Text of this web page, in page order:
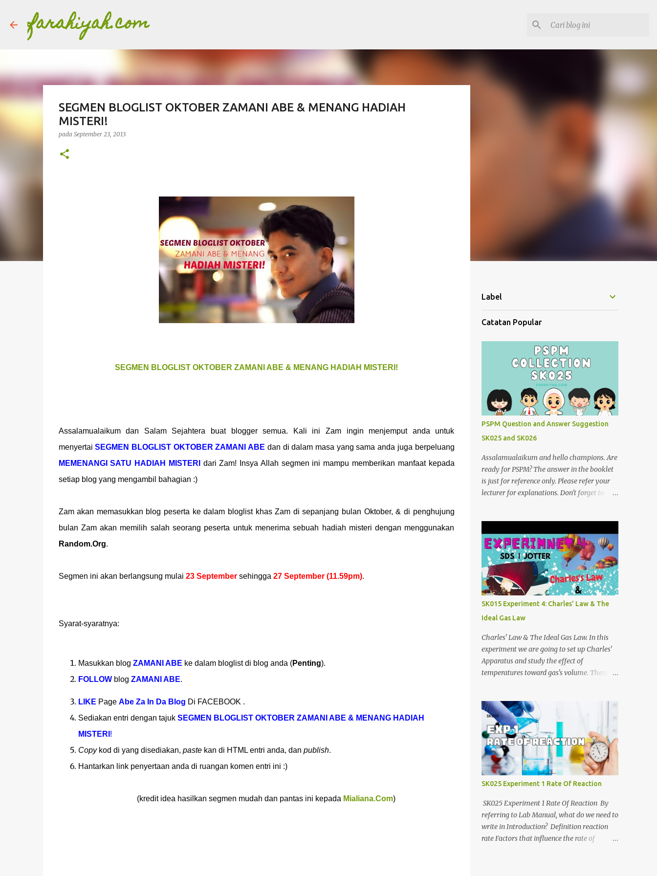
farahiyah.com
SEGMEN BLOGLIST OKTOBER ZAMANI ABE & MENANG HADIAH
MISTERI!
pada September 23, 2013
SEGMEN BLOGLIST OKTOBER ZAMANI ABE & MENANG HADIAH MISTERI!
Assalamualaikum dan Salam Sejahtera buat blogger semua. Kali ini Zam ingin menjemput anda untuk
menyertaiSEGMEN BLOGLIST OKTOBER ZAMANI ABE dan di dalam masa yang sama anda juga berpeluang
MEMENANGI SATU HADIAH MISTERI
dari Zam! Insya Allah segmen ini mampu memberikan manfaat kepada
setiap blog yang mengambil bahagian :)
Zam akan memasukkan blog peserta ke dalam bloglist khas Zam di sepanjang bulan Oktober, & di penghujung
bulan Zam akan memilih salah seorang peserta untuk menerima sebuah hadiah misteri dengan menggunakan
Random.Org.
Segmen ini akan berlangsung mulai 23 Septembersehingga 27 September (11.59pm).
Syarat-syaratnya:
Masukkan blog ZAMANI ABE ke dalam bloglist di blog anda (Penting).
FOLLOWblog ZAMANI ABE.
LIKE Page Abe Za In Da Blog Di FACEBOOK .
Sediakan entri dengan tajuk SEGMEN BLOGLIST OKTOBER ZAMANI ABE & MENANG HADIAH
MISTERI !
Copy kod di yang disediakan, paste kan di HTML entri anda, dan publish.
Hantarkan link penyertaan anda di ruangan komen entri ini :)
(kredit idea hasilkan segmen mudah dan pantas ini kepada Mialiana.Com)
Label
Catatan Popular
PSPM Question and Answer Suggestion
SK025 and SK026
Assalamualaikum and hello champions. Are
ready for PSPM? The answer in the booklet
is just for reference only. Please refer your
lecturer for explanations. Don't forget to
https://anyflip.com/qgqpm/dyre/ 2012/2013
: https://anyflip.com/qgqpm/iexf/
2013/2014:
https://anyflip.com/qgqpm/lqgy/ 2014/2015:
https://anyflip.com/qgqpm/ccih/ 2015/2016:
https://anyflip.com/qgqpm/xaku/
2016/2017: https://anyflip.com/qgqpm/adkc
2017/2018: https://anyflip.com/pnrrr/mfyv
SK025 2018/2019:
https://anyflip.com/pnrrr/iiyh 2019/2020:
https://anyflip.com/yrcyt/uzxe/ 2020/2021:
https://anyflip.com/yrcyt/psud/ 2021/2022:
Google. Bukan disediakan oleh admin.
Admin hanya membuat compilation sahaja.
SK015 Experiment 4: Charles' Law & The
Ideal Gas Law
Charles' Law & The Ideal Gas Law. In this
experiment we are going to set up Charles'
Apparatus and study the effect of
temperatures toward gas's volume. Then, we
CraxLab KMPP Demonstration video by Unit
Kimia KMPk Result and Discussion by
CraxLab KMPP
SK025 Experiment 1 Rate Of Reaction
SK025 Experiment 1 Rate Of Reaction By
referring to Lab Manual, what do we need to
write in Introduction? Definition reaction
rate Factors that influence the rate of